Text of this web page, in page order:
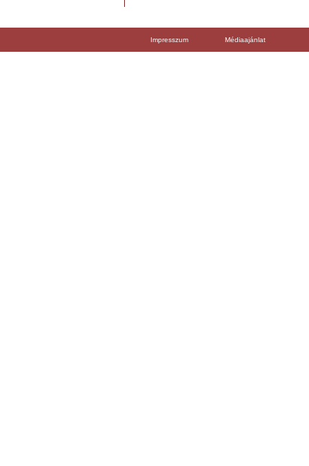
Impresszum Médiaajánlat